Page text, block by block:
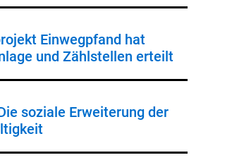
Einwegpfand hat
und Zählstellen erteilt
soziale Erweiterung der